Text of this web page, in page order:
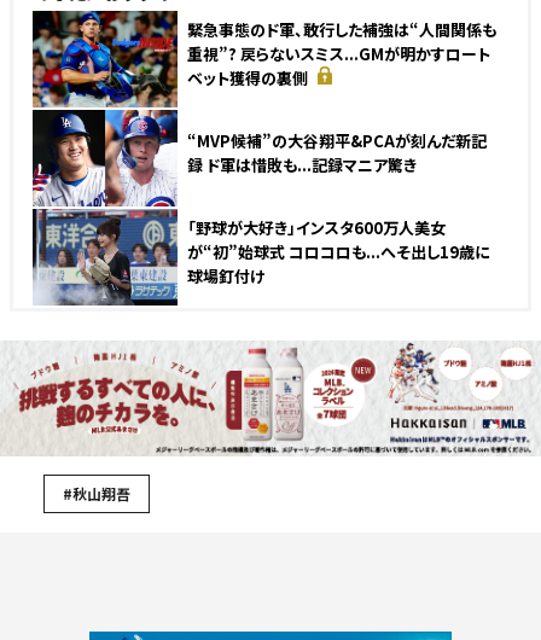
緊急事態のド軍、敢行した補強は“人間関係も
重視”? 戻らないスミス...GMが明かすロート
ベット獲得の裏側
“MVP候補”の大谷翔平&PCAが刻んだ新記
録 ド軍は惜敗も...記録マニア驚き
「野球が大好き」インスタ600万人美女
が“初”始球式 コロコロも...へそ出し19歳に
球場釘付け
#秋山翔吾